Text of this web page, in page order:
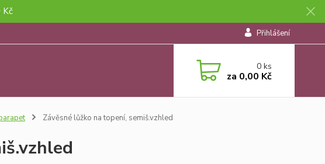
Kč
Přihlášení
0ks
za 0,00 Kč
Závěsné lůžko na topení, semiš.vzhled